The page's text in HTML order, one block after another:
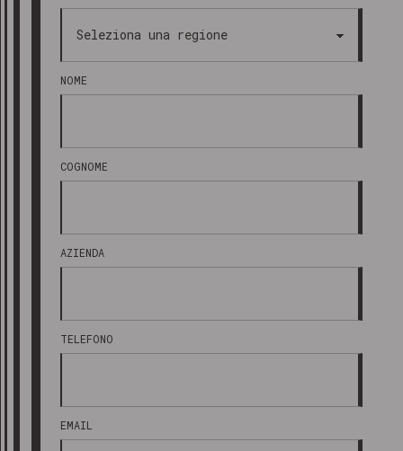
NOME
COGNOME
AZIENDA
TELEFONO
EMAIL